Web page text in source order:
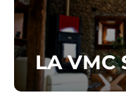
LA VMC